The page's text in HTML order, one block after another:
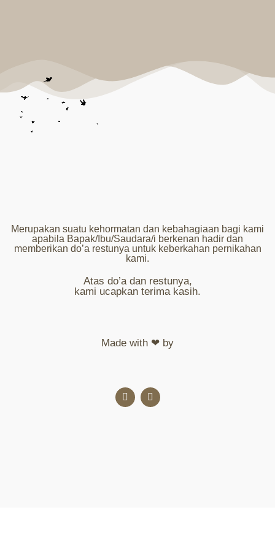
Merupakan suatu kehormatan dan kebahagiaan bagi kami
apabila Bapak/Ibu/Saudara/i berkenan hadir dan
memberikan do’a restunya untuk keberkahan pernikahan
kami.
Atas do’a dan restunya,
kami ucapkan terima kasih.
Made with ❤ by